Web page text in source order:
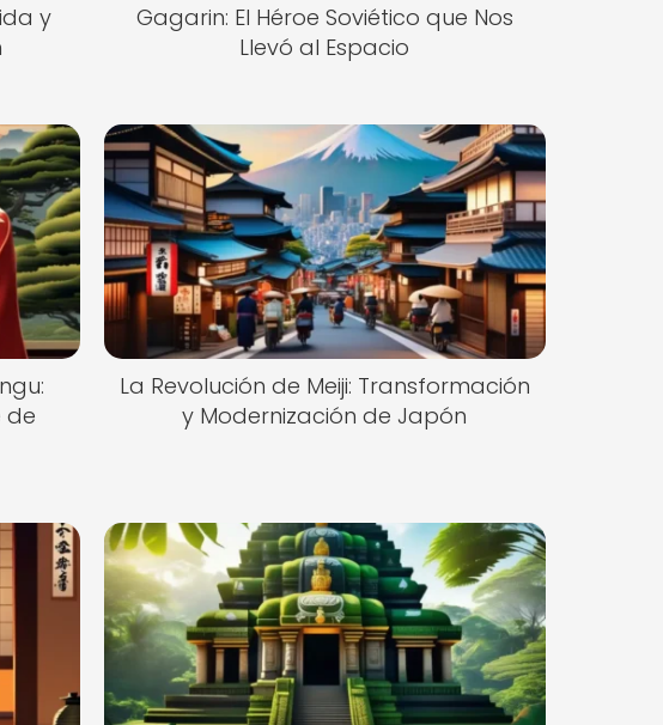
y
Gagarin: El Héroe Soviético que Nos
Llevó al Espacio
de
La Revolución de Meiji: Transformación
y Modernización de Japón